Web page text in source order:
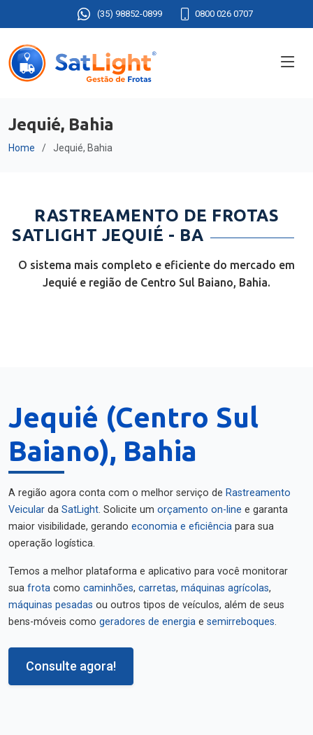
(35) 98852-0899 0800 026 0707
Jequié, Bahia
Home Jequié, Bahia
RASTREAMENTO DE FROTAS
SATLIGHT JEQUIÉ - BA
O sistema mais completo e eficiente do mercado em
Jequié e região de Centro Sul Baiano, Bahia.
Jequié (Centro Sul
Baiano), Bahia
A região agora conta com o melhor serviço de Rastreamento
Veicular da SatLight. Solicite um orçamento on-line e garanta
maior visibilidade, gerando economia e eficiência para sua
operação logística.
Temos a melhor plataforma e aplicativo para você monitorar
sua frota como caminhões, carretas, máquinas agrícolas,
máquinas pesadas ou outros tipos de veículos, além de seus
bens-móveis como geradores de energia e semirreboques.
Consulte agora!